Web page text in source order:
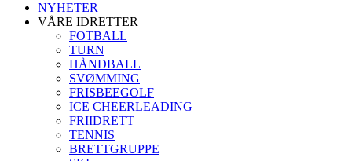
NYHETER
VÅRE IDRETTER
FOTBALL
TURN
HÅNDBALL
SVØMMING
FRISBEEGOLF
ICE CHEERLEADING
FRIIDRETT
TENNIS
BRETTGRUPPE